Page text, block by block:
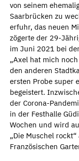
von seinem
Saarbrücken zu
erfuhr, das neuen
zögerte der 29-
im Juni 2021 bei
„Axel hat mich
den anderen
ersten Probe super
begeistert.
der Corona-
in der Festhalle
Wochen und wird
„Die Muschel
Französischen